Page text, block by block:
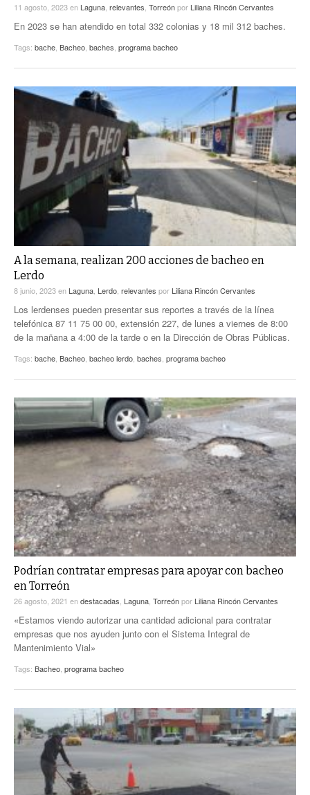
11 agosto, 2023en Laguna relevantes Torreónpor Liliana Rincón Cervantes
En 2023 se han atendido en total 332 colonias y 18 mil 312 baches.
Tags: bache Bacheo baches programa bacheo
A la semana, realizan 200 acciones de bacheo en
Lerdo
8 junio, 2023en Laguna Lerdo relevantes por Liliana Rincón Cervantes
Los lerdenses pueden presentar sus reportes a través de la línea
telefónica 87 11 75 00 00, extensión 227, de lunes a viernes de 8:00
de la mañana a 4:00 de la tarde o en la Dirección de Obras Públicas.
Tags: bache Bacheo bacheo lerdo baches programa bacheo
Podrían contratar empresas para apoyar con bacheo
en Torreón
26 agosto, 2021 endestacadas, Laguna, Torreónpor Liliana Rincón Cervantes
«Estamos viendo autorizar una cantidad adicional para contratar
empresas que nos ayuden junto con el Sistema Integral de
Mantenimiento Vial»
Tags: Bacheo, programa bacheo